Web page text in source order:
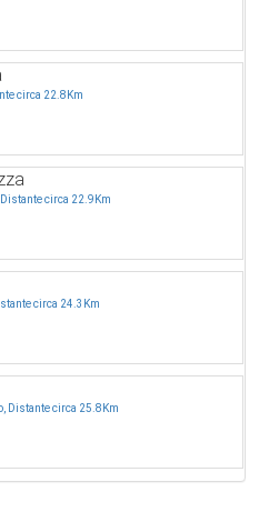
circa 22.8Km
circa 22.9Km
circa 24.3Km
Distante circa 25.8Km